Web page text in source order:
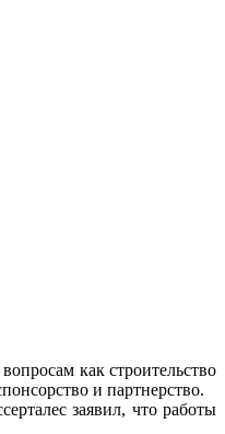
как строительство
и партнерство.
заявил, что работы